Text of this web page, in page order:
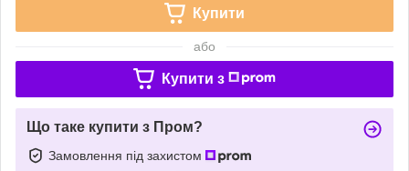
Купити
або
Купити з
Що таке купити з Пром?
Замовлення під захистом